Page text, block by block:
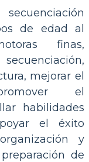
de edad al
finas,
mejorar el
el
habilidades
el éxito
y
de